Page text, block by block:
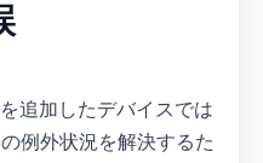
追加したデバイスでは
例外状況を解決するた